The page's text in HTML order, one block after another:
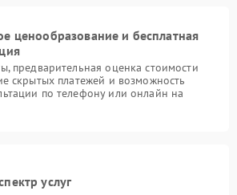
ценообразование и бесплатная
предварительная оценка стоимости
скрытых платежей и возможность
по телефону или онлайн на
услуг